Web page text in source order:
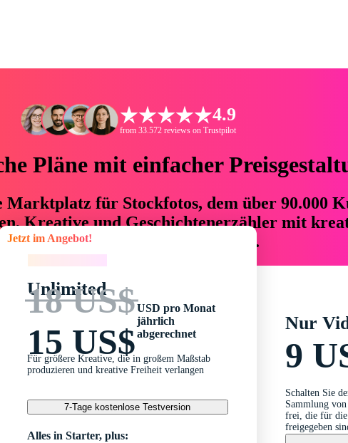
4.9
from 33.572 reviews on Trustpilot
Pläne mit einfacher
für Stockfotos, dem über 90.000
Kreative und Geschichtenerzähler mit
% an Zeit und Budget einsparen.
im Angebot!
Unlimited
18 US$
15 US$
USD pro Monat
jährlich
abgerechnet
Für größere Kreative, die in großem Maßstab
produzieren und kreative Freiheit verlangen
7-Tage kostenlose Testversion
Alles in Starter, plus:
Nur
9
Schalten Sie
Sammlung
frei, die für
freigegeben